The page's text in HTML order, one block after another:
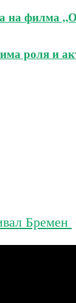
на филма
роля и
Бремен